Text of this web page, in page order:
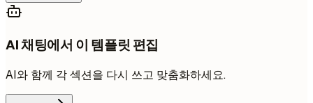
AI 채팅에서 이 템플릿 편집
AI와 함께 각 섹션을 다시 쓰고 맞춤화하세요.